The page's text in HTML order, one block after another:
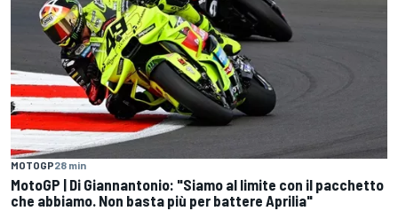
MOTOGP28 min
MotoGP | Di Giannantonio: "Siamo al limite con il pacchetto
che abbiamo. Non basta più per battere Aprilia"